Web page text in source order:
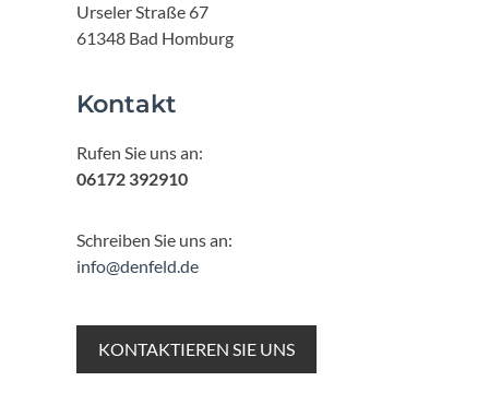
Urseler Straße 67
61348 Bad Homburg
Kontakt
Rufen Sie uns an:
06172 392910
Schreiben Sie uns an:
info@denfeld.de
KONTAKTIEREN SIE UNS